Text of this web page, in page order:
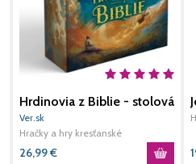
Hrdinovia z Biblie - stolová
spoločenská hra
Ver.sk
Hračky a hry kresťanské
26,99€